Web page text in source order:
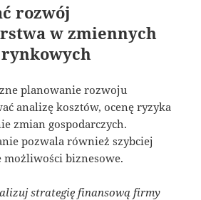
rozwój
w zmiennych
planowanie rozwoju
analizę kosztów, ocenę ryzyka
zmian gospodarczych.
pozwala również szybciej
możliwości biznesowe.
strategię finansową firmy